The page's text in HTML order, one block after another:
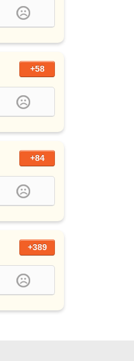
+58
+84
+389